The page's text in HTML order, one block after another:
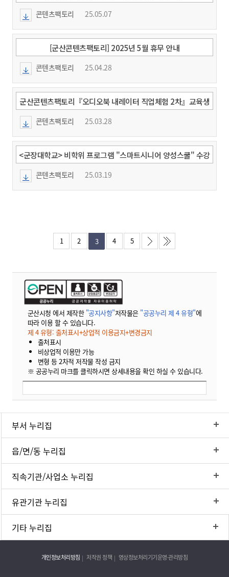
콘텐츠팩토리 25.05.07
[군산콘텐츠팩토리] 2025년 5월 휴무 안내
콘텐츠팩토리 25.04.28
군산콘텐츠팩토리『오디오북 내레이터 직업체험 2차』교육생
모집
콘텐츠팩토리 25.03.28
<군장대학교> 비학위 프로그램 "스마트시니어 양성스쿨" 수강
생 모집 홍보
콘텐츠팩토리 25.03.19
1 2 3 4 5
군산시청 에서 제작한 "공지사항"저작물은 "공공누리 제 4 유형"에
따라 이용 할 수 있습니다.
제 4 유형: 출처표시+상업적 이용금지+변경금지
출처표시
비상업적 이용만 가능
변형 등 2차적 저작물 작성 금지
※ 공공누리 마크를 클릭하시면 상세내용을 확인 하실 수 있습니다.
부서 누리집
읍/면/동 누리집
직속기관/사업소 누리집
유관기관 누리집
기타 누리집
개인정보처리방침 저작권 정책 영상정보처리기기운영·관리방침